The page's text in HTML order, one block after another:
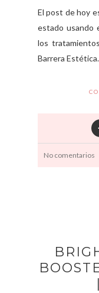
El post de hoy
estado usando
los
Barrera Estética.
No comentarios